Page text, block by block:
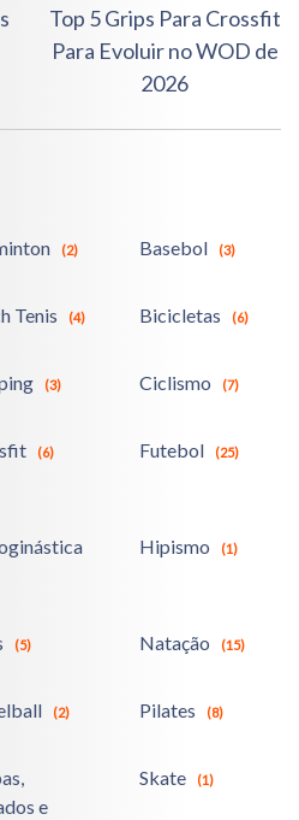
Top 5 Grips Para Crossfit
Para Evoluir no WOD de
2026
(2) Basebol (3)
Tenis (4) Bicicletas (6)
(3) Ciclismo (7)
(6) Futebol (25)
Hipismo (1)
(5) Natação (15)
(2) Pilates (8)
e
Skate (1)